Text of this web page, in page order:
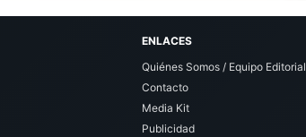
ENLACES
Quiénes Somos / Equipo Editorial
Contacto
Media Kit
Publicidad